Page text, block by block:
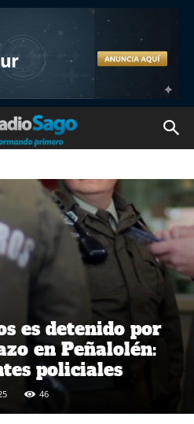
es detenido por
en Peñalolén:
policiales
46